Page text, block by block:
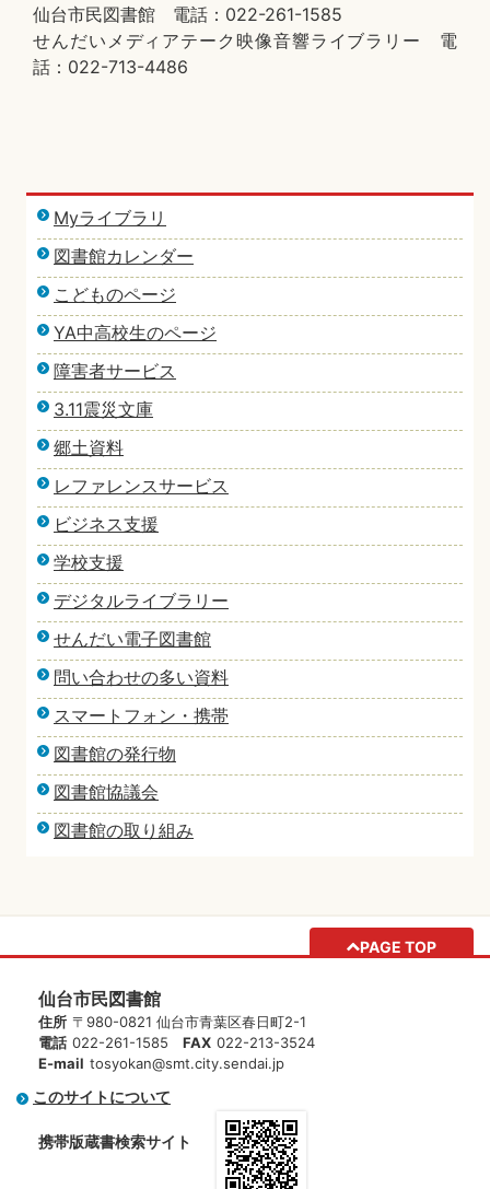
仙台市民図書館 電話：022-261-1585
せんだいメディアテーク映像音響ライブラリー 電
話：022-713-4486
Myライブラリ
図書館カレンダー
こどものページ
YA中高校生のページ
障害者サービス
3.11震災文庫
郷土資料
レファレンスサービス
ビジネス支援
学校支援
デジタルライブラリー
せんだい電子図書館
問い合わせの多い資料
スマートフォン・携帯
図書館の発行物
図書館協議会
図書館の取り組み
PAGE TOP
仙台市民図書館
住所 〒980-0821 仙台市青葉区春日町2-1
電話 022-261-1585 FAX 022-213-3524
E-mail tosyokan@smt.city.sendai.jp
このサイトについて
携帯版蔵書検索サイト